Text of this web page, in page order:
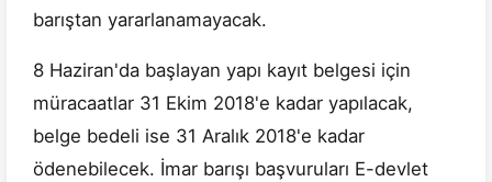
barıştan yararlanamayacak.
8 Haziran'da başlayan yapı kayıt belgesi için
müracaatlar 31 Ekim 2018'e kadar yapılacak,
belge bedeli ise 31 Aralık 2018'e kadar
ödenebilecek. İmar barışı başvuruları E-devlet